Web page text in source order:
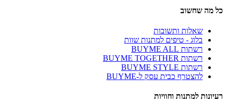
כל מה שחשוב
שאלות ותשובות
בלוג - טיפים למתנות שוות
רשתות BUYME ALL
רשתות BUYME TOGETHER
רשתות BUYME STYLE
להצטרף כבית עסק ל-BUYME
רעיונות למתנות וחוויות